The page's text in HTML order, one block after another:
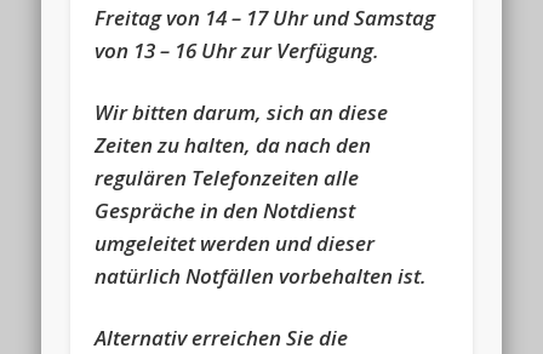
Freitag von 14 – 17 Uhr und Samstag
von 13 – 16 Uhr zur Verfügung.
Wir bitten darum, sich an diese
Zeiten zu halten, da nach den
regulären Telefonzeiten alle
Gespräche in den Notdienst
umgeleitet werden und dieser
natürlich Notfällen vorbehalten ist.
Alternativ erreichen Sie die